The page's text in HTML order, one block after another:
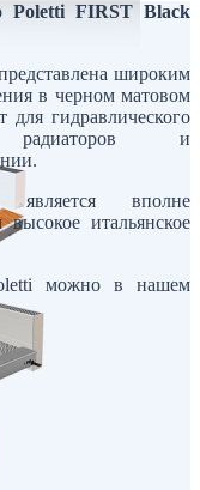
FIRST Black
широким
в черном матовом
для гидравлического
радиаторов и
является вполне
итальянское
можно в нашем